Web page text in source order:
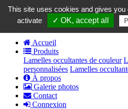
contact@grillamelle.fr
Panier
0
Accueil
Produits
Lamelles occultantes de couleur
personnalisées Lamelles
À propos
Galerie photos
Contact
Connexion
This site uses cookies and gives
activate
✓ OK, accept all